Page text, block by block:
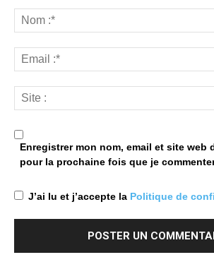
Enregistrer mon nom, email et site web
pour la prochaine fois que je
J’ai lu et j’accepte la Politique de